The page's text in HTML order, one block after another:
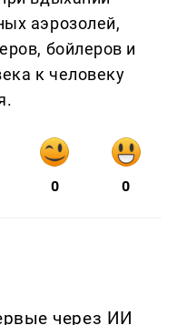
аэрозолей,
бойлеров и
к человеку
0 0
через ИИ